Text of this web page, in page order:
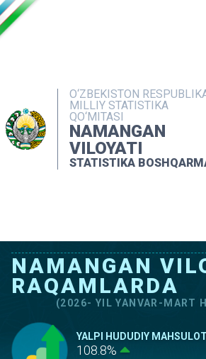
O‘ZBEKISTON
MILLIY STATISTIKA
QO‘MITASI
NAMANGAN
VILOYATI
STATISTIKA
NASHRLAR
INTERAKTIV
MATBUOT XIZMATI
MUROJAATLAR
NAMANGAN
RAQAMLARDA
(2026- YIL YANVAR-MART
YALPI HUDUDIY MAHSULOT
108.8%